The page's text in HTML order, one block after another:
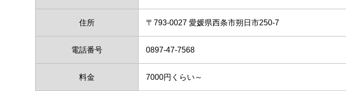
住所 〒793-0027 愛媛県⻄条市朔日市250-7
電話番号 0897-47-7568
料金 7000円くらい～